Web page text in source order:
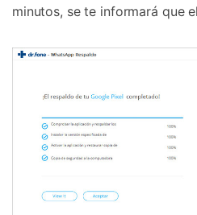
minutos, se te informará que